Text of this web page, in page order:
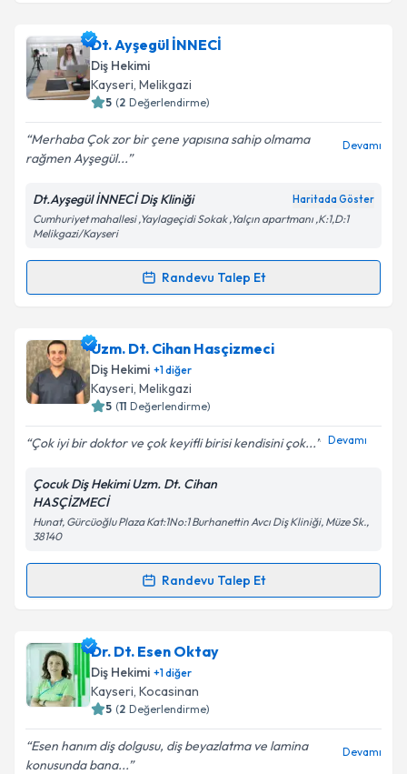
Takvim Talebini Gönder
Dt. Erdal Gönülaçariçin randevu takvimi talebi
oluşturun. Size bu uzmandan randevu almanız için bir
takvim hazırlandığında e-posta ile bilgilendireceğiz.
Kişisel verilerimin işlenmesine ilişkin
Aydınlatma
Metni'ni okudum ve kişisel verilerimin belirtilen
kapsamda işlenmesini kabul ediyorum.
Takvim Talebini Gönder
Dt. Ayşegül İNNECİ
Diş Hekimi
Kayseri, Melikgazi
5 (2 Değerlendirme)
Merhaba Çok zor bir çene yapısına sahip olmama
rağmen Ayşegül...
Devamı
Dt.Ayşegül İNNECİ Diş Kliniği Haritada Göster
Cumhuriyet mahallesi ,Yaylageçidi Sokak ,Yalçın apartmanı ,K:1,D:1
Melikgazi/Kayseri
Randevu Talep Et
Randevu Takvimi Talebi
Dt. Ayşegül İNNECİiçin randevu takvimi talebi
oluşturun. Size bu uzmandan randevu almanız için bir
takvim hazırlandığında e-posta ile bilgilendireceğiz.
Kişisel verilerimin işlenmesine ilişkin
Metni'ni okudum ve kişisel verilerimin belirtilen
Takvim Talebini Gönder
Uzm. Dt. Cihan Hasçizmeci
Diş Hekimi +1diğer
Kayseri, Melikgazi
5 (11 Değerlendirme)
Çok iyi bir doktor ve çok keyifli birisi kendisini çok... Devamı
Çocuk Diş Hekimi Uzm. Dt. Cihan
HASÇİZMECİ
Hunat, Gürcüoğlu Plaza Kat:1No:1 Burhanettin Avcı Diş Kliniği, Müze Sk.,
38140
Randevu Talep Et
Randevu Takvimi Talebi
Uzm. Dt. Cihan Hasçizmeci
talebi oluşturun. Size bu uzmandan randevu almanız
için bir takvim hazırlandığında e-posta ile
bilgilendireceğiz.
E-posta Adresiniz
Dr. Dt. Esen Oktay
Diş Hekimi +1diğer
Kayseri, Kocasinan
5 (2 Değerlendirme)
Esen hanım diş dolgusu, diş beyazlatma ve lamina
konusunda bana...
Devamı